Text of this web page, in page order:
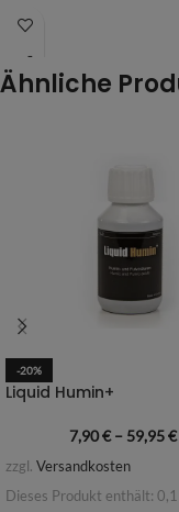
Ähnliche
-20%
Liquid Humin+
7,90€– 59,95€
zzgl. Versandkosten
Dieses Produkt enthält: 0,1